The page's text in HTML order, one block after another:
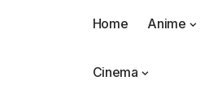
Home Anime
Cinema